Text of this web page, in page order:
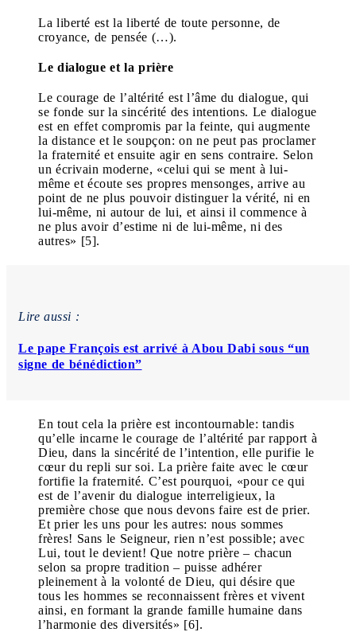
La liberté est la liberté de toute personne, de
croyance, de pensée (…).
Le dialogue et la prière
Le courage de l’altérité est l’âme du dialogue, qui
se fonde sur la sincérité des intentions. Le dialogue
est en effet compromis par la feinte, qui augmente
la distance et le soupçon: on ne peut pas proclamer
la fraternité et ensuite agir en sens contraire. Selon
un écrivain moderne, «celui qui se ment à lui-
même et écoute ses propres mensonges, arrive au
point de ne plus pouvoir distinguer la vérité, ni en
lui-même, ni autour de lui, et ainsi il commence à
ne plus avoir d’estime ni de lui-même, ni des
autres» [5].
Lire aussi :
Le pape François est arrivé à Abou Dabi sous “un
signe de bénédiction”
En tout cela la prière est incontournable: tandis
qu’elle incarne le courage de l’altérité par rapport à
Dieu, dans la sincérité de l’intention, elle purifie le
cœur du repli sur soi. La prière faite avec le cœur
fortifie la fraternité. C’est pourquoi, «pour ce qui
est de l’avenir du dialogue interreligieux, la
première chose que nous devons faire est de prier.
Et prier les uns pour les autres: nous sommes
frères! Sans le Seigneur, rien n’est possible; avec
Lui, tout le devient! Que notre prière – chacun
selon sa propre tradition – puisse adhérer
pleinement à la volonté de Dieu, qui désire que
tous les hommes se reconnaissent frères et vivent
ainsi, en formant la grande famille humaine dans
l’harmonie des diversités» [6].